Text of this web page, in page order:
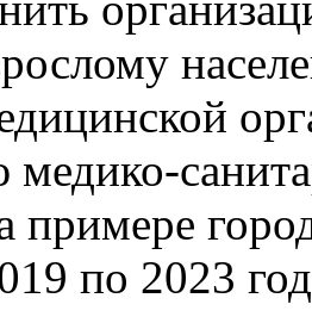
медико-
примере
по 2023